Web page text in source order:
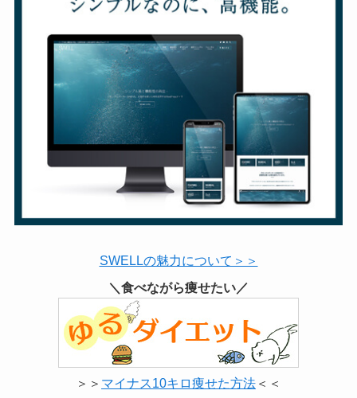
SWELLの魅力について＞＞
＼食べながら痩せたい／
＞＞ マイナス10キロ痩せた方法 ＜＜